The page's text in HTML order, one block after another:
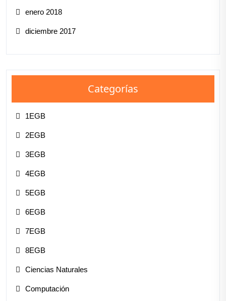
enero 2018
diciembre 2017
Categorías
1EGB
2EGB
3EGB
4EGB
5EGB
6EGB
7EGB
8EGB
Ciencias Naturales
Computación